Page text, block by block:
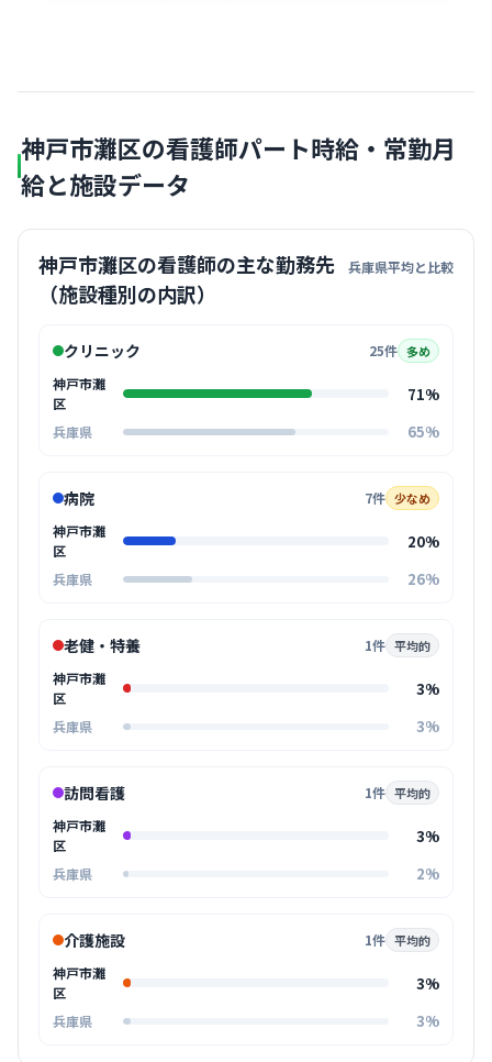
神戸市灘区の看護師パート時給・常勤月
給と施設データ
神戸市灘区の看護師の主な勤務先
（施設種別の内訳）
兵庫県平均と比較
クリニック 25件 多め
神戸市灘
区
71%
兵庫県 65%
病院 7件 少なめ
神戸市灘
区
20%
兵庫県 26%
老健・特養 1件 平均的
神戸市灘
区
3%
兵庫県 3%
訪問看護 1件 平均的
神戸市灘
区
3%
兵庫県 2%
介護施設 1件 平均的
神戸市灘
区
3%
兵庫県 3%